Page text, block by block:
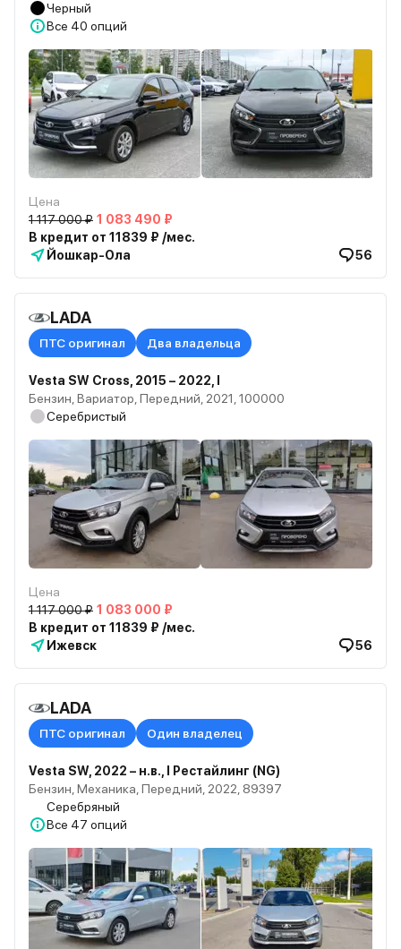
Черный
Все 40 опций
Цена
1 117 000 ₽ 1 083 490 ₽
В кредит от 11839 ₽ /мес.
Йошкар-Ола
56
LADA
ПТС оригинал Два владельца
Vesta SW Cross, 2015 – 2022, I
Бензин, Вариатор, Передний, 2021, 100000
Серебристый
Цена
1 117 000 ₽ 1 083 000 ₽
В кредит от 11839 ₽ /мес.
Ижевск
56
LADA
ПТС оригинал Один владелец
Vesta SW, 2022 – н.в., I Рестайлинг (NG)
Бензин, Механика, Передний, 2022, 89397
Серебряный
Все 47 опций